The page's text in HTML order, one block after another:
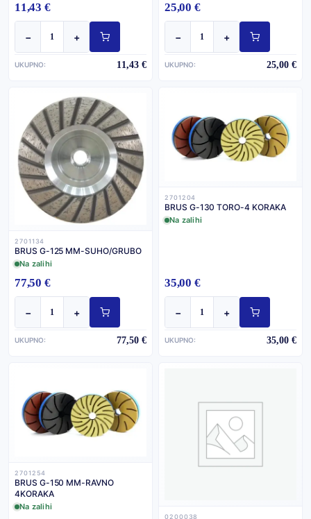
11,43 €
− +
UKUPNO: 11,43 €
25,00 €
− +
UKUPNO: 25,00 €
2701134
BRUS G-125 MM-SUHO/GRUBO
Na zalihi
77,50 €
− +
UKUPNO: 77,50 €
2701204
BRUS G-130 TORO-4 KORAKA
Na zalihi
35,00 €
− +
UKUPNO: 35,00 €
2701254
BRUS G-150 MM-RAVNO
4KORAKA
Na zalihi
0200038